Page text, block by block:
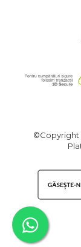
©Copyright